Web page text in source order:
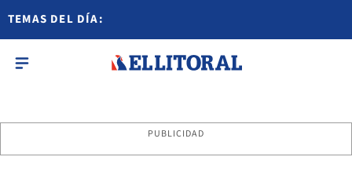
TEMAS DEL DÍA:
PUBLICIDAD